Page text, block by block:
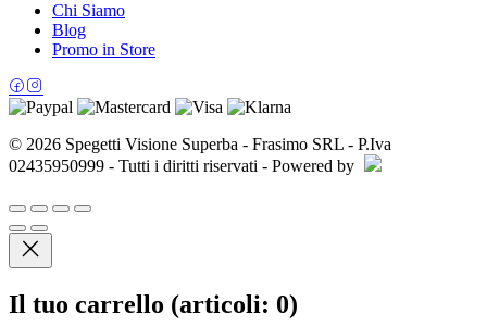
Chi Siamo
Blog
Promo in Store
© 2026 Spegetti Visione Superba - Frasimo SRL - P.Iva
02435950999 - Tutti i diritti riservati - Powered by
Il tuo carrello (articoli: 0)